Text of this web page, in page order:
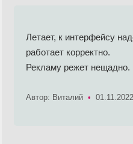
Летает, к интерфейсу
работает корректно.
Рекламу режет нещадно.
Автор: Виталий • 01.11.2022